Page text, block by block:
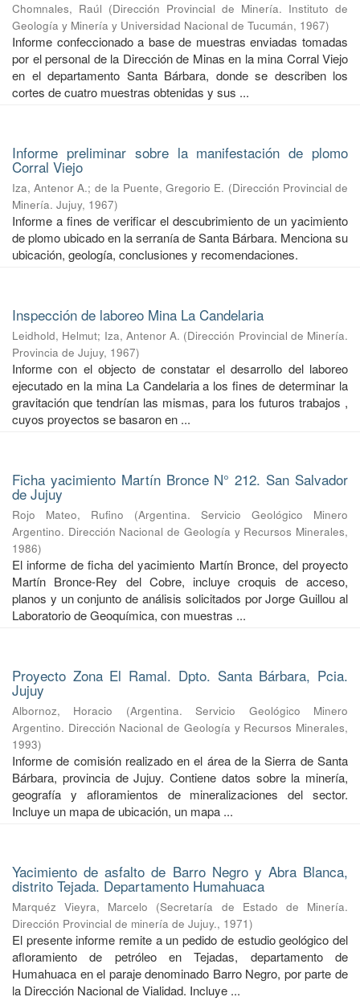
Chomnales, Raúl (Dirección Provincial de Minería. Instituto de
Geología y Minería y Universidad Nacional de Tucumán, 1967)
Informe confeccionado a base de muestras enviadas tomadas
por el personal de la Dirección de Minas en la mina Corral Viejo
en el departamento Santa Bárbara, donde se describen los
cortes de cuatro muestras obtenidas y sus ...
Informe preliminar sobre la manifestación de plomo
Corral Viejo
Iza, Antenor A.; de la Puente, Gregorio E. (Dirección Provincial de
Minería. Jujuy, 1967)
Informe a fines de verificar el descubrimiento de un yacimiento
de plomo ubicado en la serranía de Santa Bárbara. Menciona su
ubicación, geología, conclusiones y recomendaciones.
Inspección de laboreo Mina La Candelaria
Leidhold, Helmut; Iza, Antenor A. (Dirección Provincial de Minería.
Provincia de Jujuy, 1967)
Informe con el objecto de constatar el desarrollo del laboreo
ejecutado en la mina La Candelaria a los fines de determinar la
gravitación que tendrían las mismas, para los futuros trabajos ,
cuyos proyectos se basaron en ...
Ficha yacimiento Martín Bronce N° 212. San Salvador
de Jujuy
Rojo Mateo, Rufino (Argentina. Servicio Geológico Minero
Argentino. Dirección Nacional de Geología y Recursos Minerales,
1986)
El informe de ficha del yacimiento Martín Bronce, del proyecto
Martín Bronce-Rey del Cobre, incluye croquis de acceso,
planos y un conjunto de análisis solicitados por Jorge Guillou al
Laboratorio de Geoquímica, con muestras ...
Proyecto Zona El Ramal. Dpto. Santa Bárbara, Pcia.
Jujuy
Albornoz, Horacio (Argentina. Servicio Geológico Minero
Argentino. Dirección Nacional de Geología y Recursos Minerales,
1993)
Informe de comisión realizado en el área de la Sierra de Santa
Bárbara, provincia de Jujuy. Contiene datos sobre la minería,
geografía y afloramientos de mineralizaciones del sector.
Incluye un mapa de ubicación, un mapa ...
Yacimiento de asfalto de Barro Negro y Abra Blanca,
distrito Tejada. Departamento Humahuaca
Marquéz Vieyra, Marcelo (Secretaría de Estado de Minería.
Dirección Provincial de minería de Jujuy., 1971)
El presente informe remite a un pedido de estudio geológico del
afloramiento de petróleo en Tejadas, departamento de
Humahuaca en el paraje denominado Barro Negro, por parte de
la Dirección Nacional de Vialidad. Incluye ...